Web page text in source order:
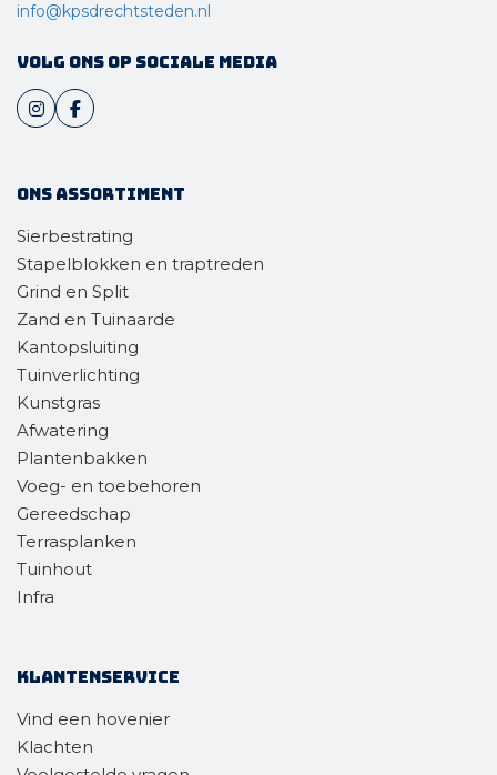
info@kpsdrechtsteden.nl
Volg ons op sociale media
Ons assortiment
Sierbestrating
Stapelblokken en traptreden
Grind en Split
Zand en Tuinaarde
Kantopsluiting
Tuinverlichting
Kunstgras
Afwatering
Plantenbakken
Voeg- en toebehoren
Gereedschap
Terrasplanken
Tuinhout
Infra
Klantenservice
Vind een hovenier
Klachten